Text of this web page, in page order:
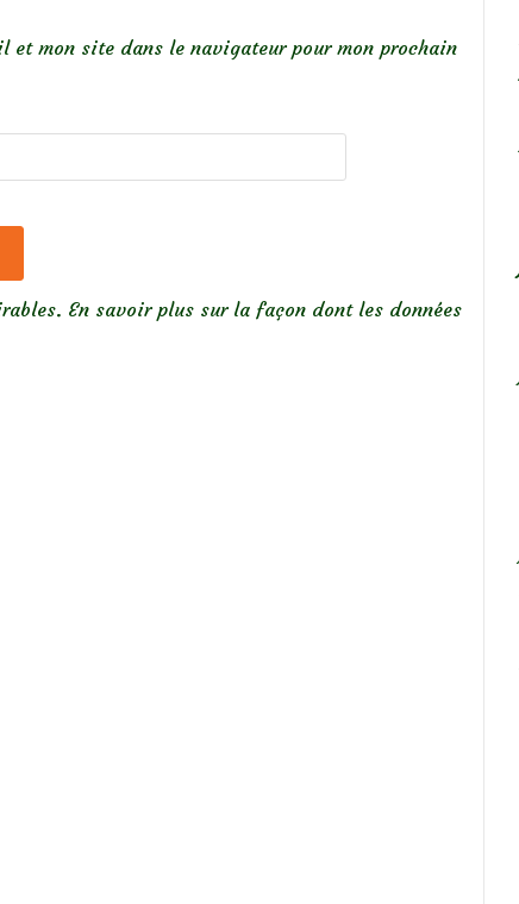
et mon site dans le navigateur pour mon prochain
En savoir plus sur la façon dont les données